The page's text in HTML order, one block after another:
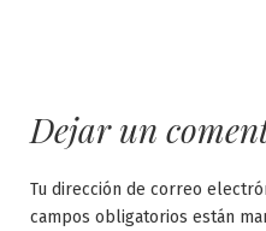
Dejar un
Tu dirección de correo
campos obligatorios están